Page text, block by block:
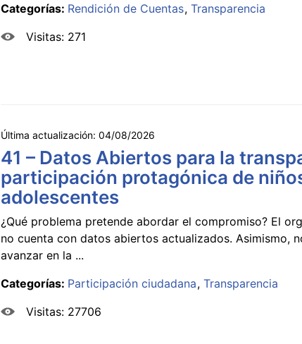
Categorías: Rendición de Cuentas Transparencia
Visitas: 271
Última actualización: 04/08/2026
41 – Datos Abiertos para la
participación protagónica de
adolescentes
¿Qué problema pretende abordar el compromiso? El
no cuenta con datos abiertos actualizados. Asimismo,
avanzar en la ...
Categorías: Participación ciudadana Transparencia
Visitas: 27706